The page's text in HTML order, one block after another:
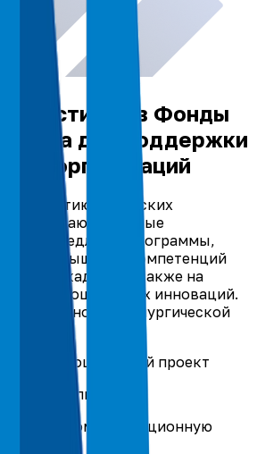
в Фонды
для поддержки
организаций
развитию городских
решают сложные
предлагая программы,
на повышение компетенций
кадров, а также на
социальных инноваций.
горно-металлургической
социальный проект
никель»
коммуникационную